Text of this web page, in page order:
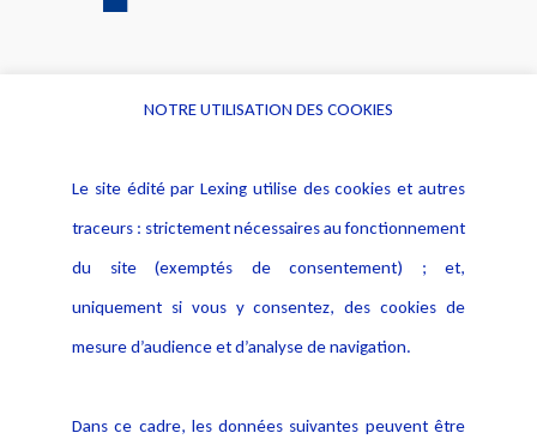
Alerte professionnelle
Déclaration d'accessibilité
Notice Légale
Politique de protection des
données
Publications
NOTRE UTILISATION DES COOKIES
Le site édité par Lexing utilise des cookies et autres
traceurs : strictement nécessaires au fonctionnement
du site (exemptés de consentement) ; et,
uniquement si vous y consentez, des cookies de
mesure d’audience et d’analyse de navigation.
Dans ce cadre, les données suivantes peuvent être